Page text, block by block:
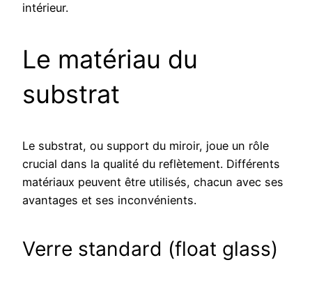
intérieur.
Le matériau du
substrat
Le substrat, ou support du miroir, joue un rôle
crucial dans la qualité du reflètement. Différents
matériaux peuvent être utilisés, chacun avec ses
avantages et ses inconvénients.
Verre standard (float glass)